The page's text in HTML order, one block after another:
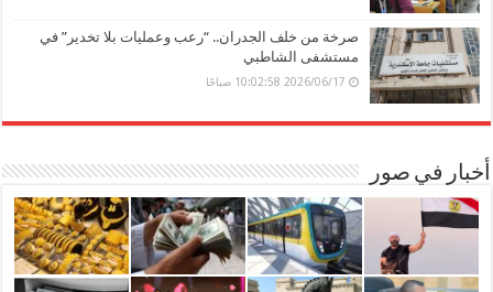
صرخة من خلف الجدران.. “رعب وعمليات بلا تخدير” في
مستشفى الشاطبي
2026/06/17 10:02:58 صباحًا
أخبار في صور